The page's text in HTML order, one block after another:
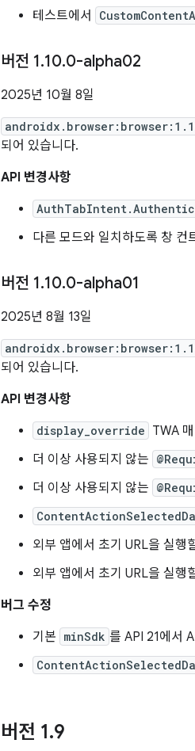
테스트에서
버전 1.10.0-alpha02
2025년 10월 8일
되어 있습니다.
API 변경사항
다른 모드와 일치하도록 창 컨
버전 1.10.0-alpha01
2025년 8월 13일
되어 있습니다.
API 변경사항
display_override TWA
더 이상 사용되지 않는
더 이상 사용되지 않는
외부 앱에서 초기 URL을 실행
외부 앱에서 초기 URL을 실행
버그 수정
기본 minSdk 를 API 21에서
버전 1.9